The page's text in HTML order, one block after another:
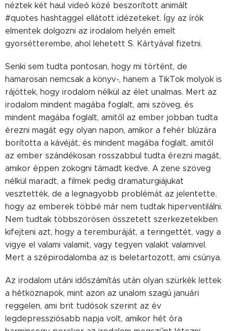
néztek két haul videó közé beszorított animált
#quotes hashtaggel ellátott idézeteket. Így az írók
elmentek dolgozni az irodalom helyén emelt
gyorsétterembe, ahol lehetett S. Kártyával fizetni.
Senki sem tudta pontosan, hogy mi történt, de
hamarosan nemcsak a könyv-, hanem a TikTok molyok is
rájöttek, hogy irodalom nélkül az élet unalmas. Mert az
irodalom mindent magába foglalt, ami szöveg, és
mindent magába foglalt, amitől az ember jobban tudta
érezni magát egy olyan napon, amikor a fehér blúzára
borította a kávéját, és mindent magába foglalt, amitől
az ember szándékosan rosszabbul tudta érezni magát,
amikor éppen zokogni támadt kedve. A zene szöveg
nélkül maradt, a filmek pedig dramaturgiájukat
vesztették, de a legnagyobb problémát az jelentette,
hogy az emberek többé már nem tudtak hiperventilálni.
Nem tudtak többszörösen összetett szerkezetekben
kifejteni azt, hogy a teremburáját, a teringettét, vagy a
vigye el valami valamit, vagy tegyen valakit valamivel.
Mert a szépirodalomba az is beletartozott, ami csúnya.
Az irodalom utáni időszámítás után olyan szürkék lettek
a hétköznapok, mint azon az unalom szagú januári
reggelen, ami brit tudósok szerint az év
legdepressziósabb napja volt, amikor hét óra